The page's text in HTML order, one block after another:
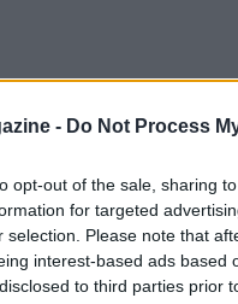
- Do Not Process
opt-out of the sale, sharing
for targeted
selection. Please note that
interest-based ads based
to third parties prior
sorpresa. In
Mondiale 2026,
sullo svolgimento
ad Abu Dhabi.